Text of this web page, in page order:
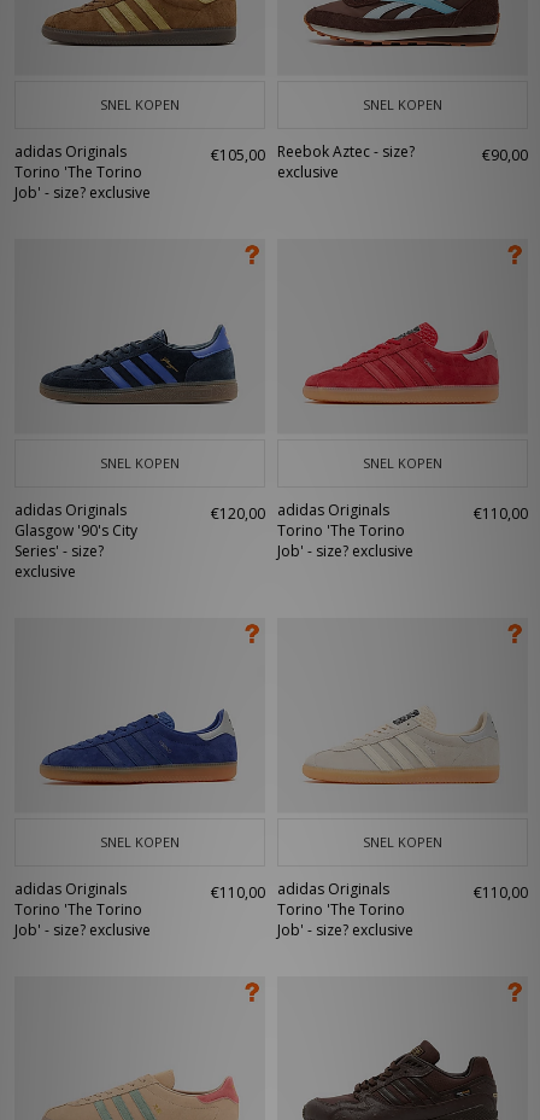
SNEL KOPEN
adidas Originals
Torino 'The Torino
Job' - size? exclusive
€105,00
SNEL KOPEN
Reebok Aztec - size?
exclusive
€90,00
SNEL KOPEN
adidas Originals
Glasgow '90's City
Series' - size?
exclusive
€120,00
SNEL KOPEN
adidas Originals
Torino 'The Torino
Job' - size? exclusive
€110,00
SNEL KOPEN
adidas Originals
Torino 'The Torino
Job' - size? exclusive
€110,00
SNEL KOPEN
adidas Originals
Torino 'The Torino
Job' - size? exclusive
€110,00